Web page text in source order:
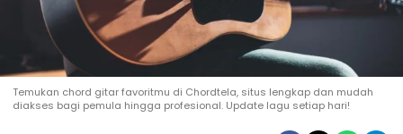
Temukan chord gitar favoritmu di Chordtela, situs lengkap dan mudah
diakses bagi pemula hingga profesional. Update lagu setiap hari!